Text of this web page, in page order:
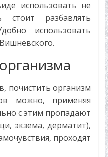
использовать не
стоит разбавлять
использовать
почистить организм
можно, применяя
с этим пропадают
экзема, дерматит),
проходят